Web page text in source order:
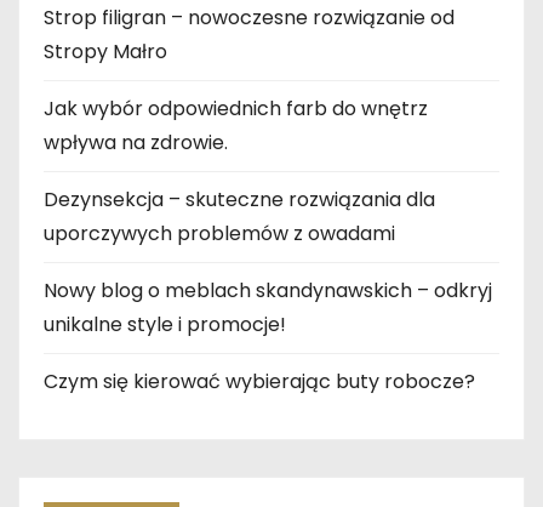
Strop filigran – nowoczesne rozwiązanie od
Stropy Małro
Jak wybór odpowiednich farb do wnętrz
wpływa na zdrowie.
Dezynsekcja – skuteczne rozwiązania dla
uporczywych problemów z owadami
Nowy blog o meblach skandynawskich – odkryj
unikalne style i promocje!
Czym się kierować wybierając buty robocze?